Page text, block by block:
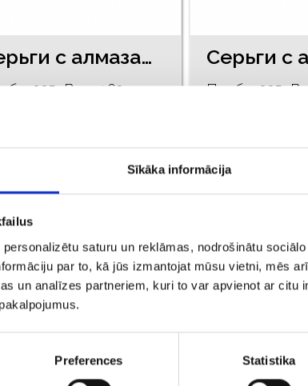
Sīkāka informācija
saturu un reklāmas, nodrošinātu
par to, kā jūs izmantojat mūsu vietni, mēs
un analīzes partneriem, kuri to var apvienot ar citu
Preferences Statistika
Cерьги c алмазaми (0.02 ct) 98/5755
925, Bес: 4.62
ДОБАВИТЬ В КОРЗИНУ
Проба: 925,